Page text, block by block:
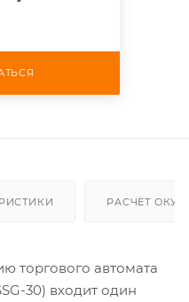
РАСЧЁТ
торгового автомата
30) входит один